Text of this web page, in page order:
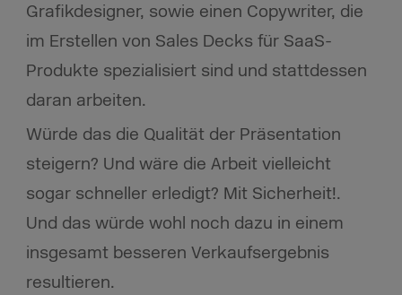
Grafikdesigner, sowie einen Copywriter, die
im Erstellen von Sales Decks für SaaS-
Produkte spezialisiert sind und stattdessen
daran arbeiten.
Würde das die Qualität der Präsentation
steigern? Und wäre die Arbeit vielleicht
sogar schneller erledigt? Mit Sicherheit!.
Und das würde wohl noch dazu in einem
insgesamt besseren Verkaufsergebnis
resultieren.